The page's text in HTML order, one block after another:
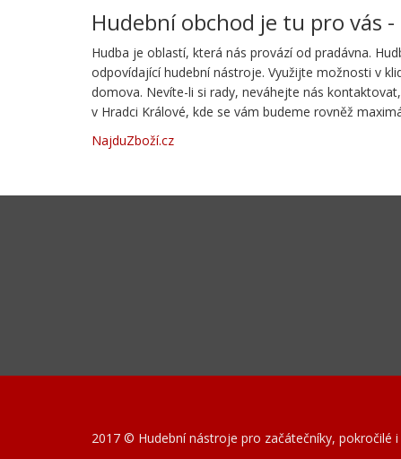
Hudební obchod je tu pro vás
Hudba je oblastí, která nás provází od pradávna.
odpovídající hudební nástroje. Využijte možnosti v
domova. Nevíte-li si rady, neváhejte nás
v Hradci Králové, kde se vám budeme rovněž
NajduZboží.cz
2017 © Hudební nástroje pro začátečníky, pokročilé